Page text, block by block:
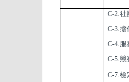
C-2.社
C-3.擔
C-4.服
C-5.競
C-7.檢